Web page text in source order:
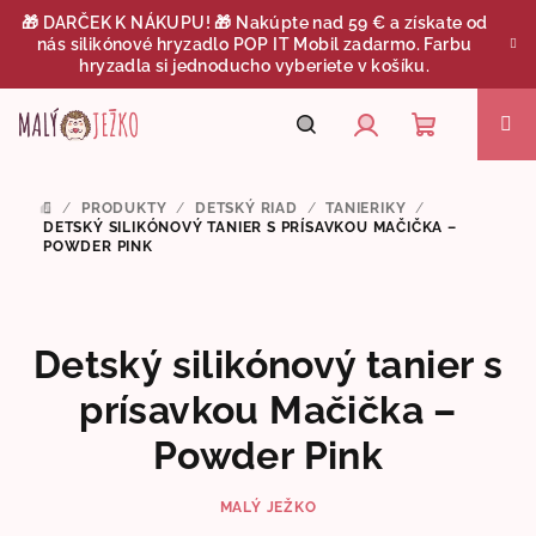
Prejsť
🎁 DARČEK K NÁKUPU! 🎁 Nakúpte nad 59 € a získate od
nás silikónové hryzadlo POP IT Mobil zadarmo. Farbu
hryzadla si jednoducho vyberiete v košíku.
Nákupný
košík
DOMOV
/ PRODUKTY / DETSKÝ RIAD / TANIERIKY /
DETSKÝ SILIKÓNOVÝ TANIER S PRÍSAVKOU MAČIČKA –
POWDER PINK
Detský silikónový tanier s
prísavkou Mačička –
Powder Pink
MALÝ JEŽKO